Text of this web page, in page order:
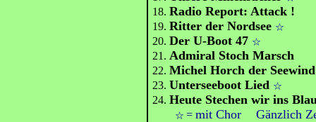
18.Radio Report: Attack !
19.Ritter der Nordsee ☆
20.Der U-Boot 47 ☆
21. Admiral Stoch Marsch
22.Michel Horch der
23.Unterseeboot Lied ☆
24.Heute Stechen wir ins
☆=mit Chor Gänzlich